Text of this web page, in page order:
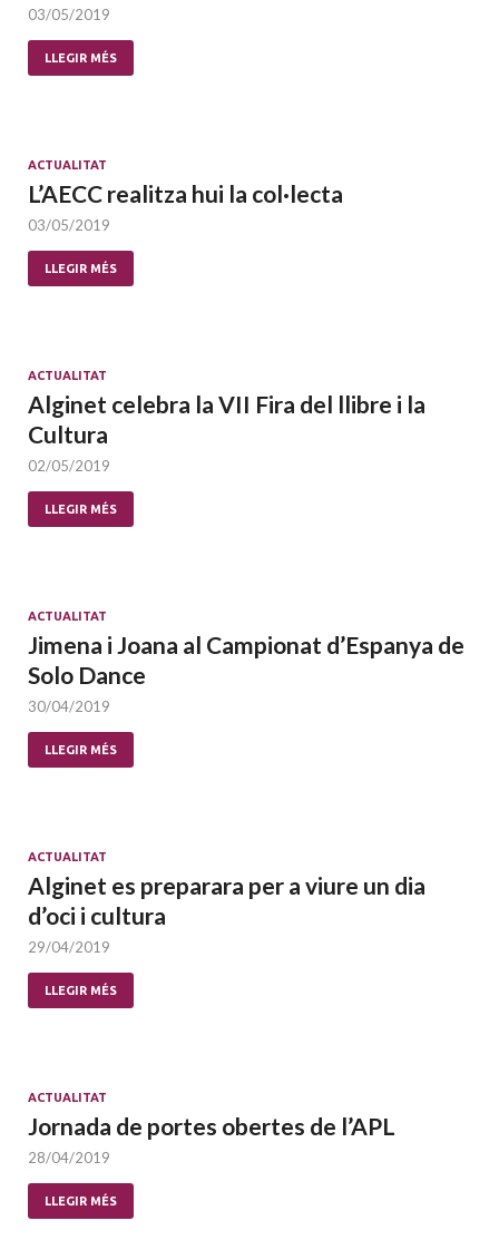
03/05/2019
LLEGIR MÉS
ACTUALITAT
L’AECC realitza hui la col·lecta
03/05/2019
LLEGIR MÉS
ACTUALITAT
Alginet celebra la VII Fira del llibre i la
Cultura
02/05/2019
LLEGIR MÉS
ACTUALITAT
Jimena i Joana al Campionat d’Espanya de
Solo Dance
30/04/2019
LLEGIR MÉS
ACTUALITAT
Alginet es preparara per a viure un dia
d’oci i cultura
29/04/2019
LLEGIR MÉS
ACTUALITAT
Jornada de portes obertes de l’APL
28/04/2019
LLEGIR MÉS